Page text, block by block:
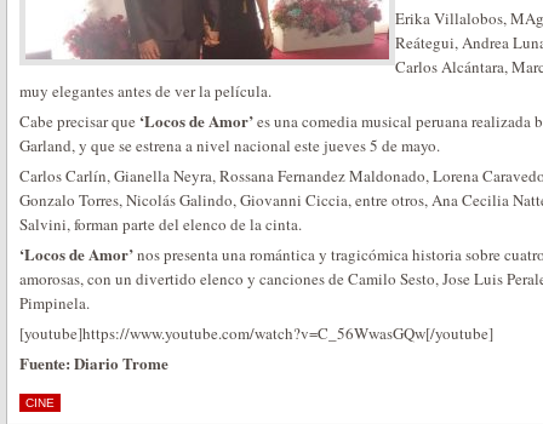
Erika Villalobos,
Reátegui, Andrea
Carlos Alcántara,
muy elegantes antes de ver la película.
Cabe precisar que ‘Locos de Amor’es una comedia musical peruana realizada
Garland, y que se estrena a nivel nacional este jueves 5 de mayo.
Carlos Carlín, Gianella Neyra, Rossana Fernandez Maldonado, Lorena
Gonzalo Torres, Nicolás Galindo, Giovanni Ciccia, entre otros, Ana Cecilia
Salvini, forman parte del elenco de la cinta.
‘Locos de Amor’nos presenta una romántica y tragicómica historia sobre
amorosas, con un divertido elenco y canciones de Camilo Sesto, Jose Luis
Pimpinela.
[youtube]https://www.youtube.com/watch?v=C_56WwasGQw[/youtube]
Fuente: Diario Trome
CINE